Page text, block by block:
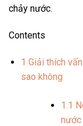
chảy nước.
Contents
1 Giải thích
sao không
1.1
nước